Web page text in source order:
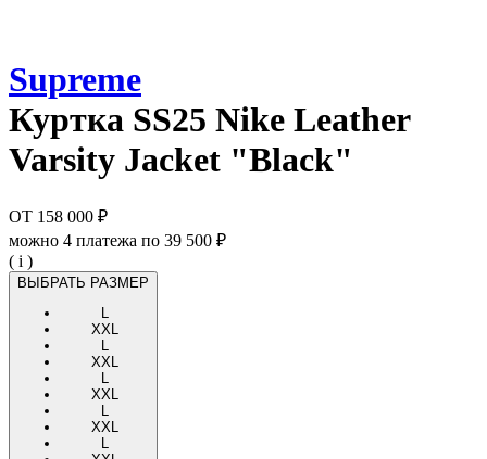
Supreme
Куртка SS25 Nike Leather
Varsity Jacket "Black"
ОТ 158 000 ₽
можно 4 платежа по 39 500 ₽
( i )
ВЫБРАТЬ РАЗМЕР
L
XXL
L
XXL
L
XXL
L
XXL
L